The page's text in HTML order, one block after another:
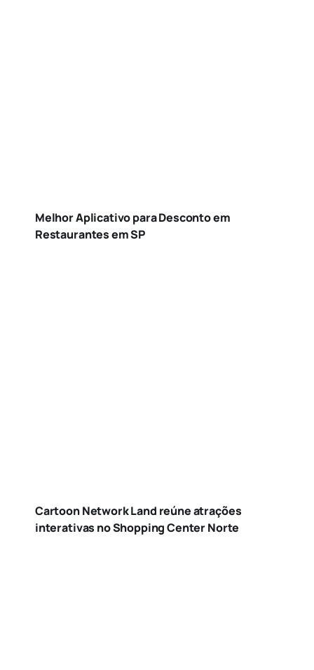
Melhor Aplicativo para Desconto em
Restaurantes em SP
Cartoon Network Land reúne atrações
interativas no Shopping Center Norte